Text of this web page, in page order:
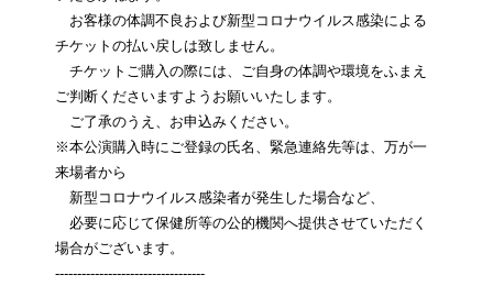
お客様の体調不良および新型コロナウイルス感染による
チケットの払い戻しは致しません。
チケットご購入の際には、ご自身の体調や環境をふまえ
ご判断くださいますようお願いいたします。
ご了承のうえ、お申込みください。
※本公演購入時にご登録の氏名、緊急連絡先等は、万が一
来場者から
新型コロナウイルス感染者が発生した場合など、
必要に応じて保健所等の公的機関へ提供させていただく
場合がございます。
----------------------------------